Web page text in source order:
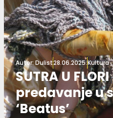
Autor:Dulist28.06.2025.Kultura
SUTRA U
predavanje u
‘Beatus’